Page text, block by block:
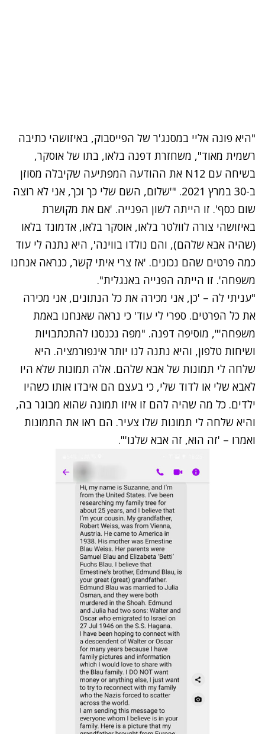
"היא פונה אליי במסנג'ר של הפייסבוק, באיזושהי כתיבה
רשמית מאוד", משחזרת דפנה בלאו, בתו של אוסקר,
בשיחה עם N12 את ההודעה המפתיעה שקיבלה מסוזן
ב-30 במרץ 2021. "'שלום, השם שלי כך וכך, אני לא רוצה
שום כסף'. זו הייתה לשון הפנייה. 'אם את מקושרת
באיזושהי צורה לוולטר בלאו, אוסקר בלאו, אדמונד בלאו
(שהיה אבא שלהם), והם נולדו בווינה', היא נתנה לי עוד
כמה פרטים שהם נכונים. 'אז צרי איתי קשר, כנראה אנחנו
משפחה'. זו הייתה הפנייה באנגלית".
"עניתי לה – 'כן, אני מכירה את כל הנתונים, אני מכירה
את כל הפרטים. ספרי לי עוד' כי נראה שאנחנו באמת
משפחה'", מוסיפה דפנה. "מפה נכנסנו להתכתבויות
ושיחות טלפון, והיא נתנה לנו יותר אינפורמציה. היא
שלחה לי תמונות של אבא שלהם. אלה תמונות שלא היו
לאבא שלי או לדוד שלי, כי בעצם הם איבדו אותו כשהיו
ילדים. כל מה שהיה להם זו איזו תמונה שהוא מבוגר בה,
והיא שלחה לי תמונות שלו צעיר. הם ראו את התמונות
ואמרו – 'זה הוא, זה אבא שלנו'".